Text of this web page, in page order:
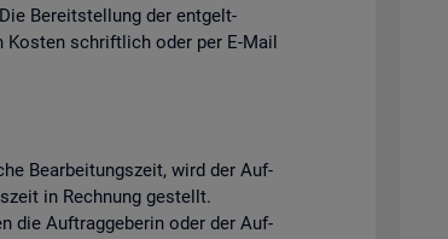
Be­reit­stel­lung der ent­gelt­
Kos­ten schrift­lich oder per E-Mail
Be­ar­bei­tungs­zeit, wird der Auf­
in Rech­nung ge­stellt.
die Auf­trag­ge­be­rin oder der Auf­